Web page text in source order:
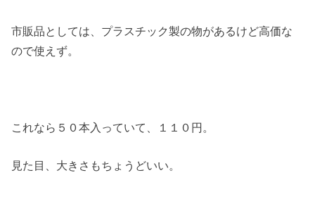
市販品としては、プラスチック製の物があるけど高価な
ので使えず。
これなら５０本入っていて、１１０円。
見た目、大きさもちょうどいい。